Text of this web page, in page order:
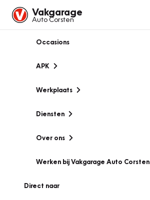
Vakgarage
Auto Corsten
Occasions
APK
Werkplaats
Diensten
Over ons
Werken bij Vakgarage Auto Corsten
Direct naar